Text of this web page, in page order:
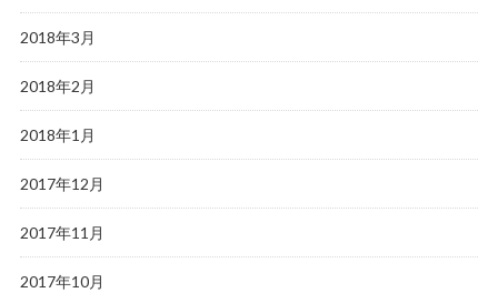
2018年3月
2018年2月
2018年1月
2017年12月
2017年11月
2017年10月